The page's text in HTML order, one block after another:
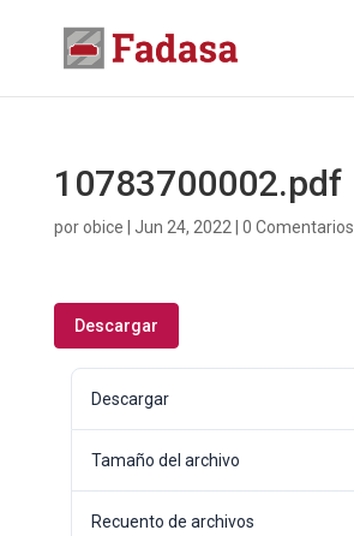
10783700002.pdf
porobice Jun 24, 2022 0 Comentarios
Descargar
Descargar
Tamaño del archivo
Recuento de archivos